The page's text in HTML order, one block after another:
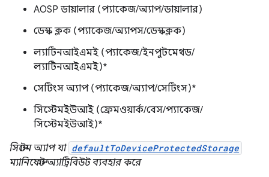
AOSP ডায়ালার (প্যাকেজ/অ্যাপ/ডায়ালার)
ডেস্ক ক্লক (প্যাকেজ/অ্যাপস/ডেস্কক্লক)
ল্যাটিনআইএমই (প্যাকেজ/ইনপুটমেথড/
ল্যাটিনআইএমই)*
সেটিংস অ্যাপ (প্যাকেজ/অ্যাপ/সেটিংস)*
সিস্টেমইউআই (ফ্রেমওয়ার্ক/বেস/প্যাকেজ/
সিস্টেমইউআই)*
সিস্টেম অ্যাপ যা defaultToDeviceProtectedStorage
ম্যানিফেস্ট অ্যাট্রিবিউট ব্যবহার করে